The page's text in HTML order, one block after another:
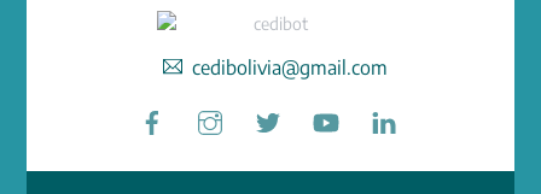
cedibolivia@gmail.com
Facebook YouTube